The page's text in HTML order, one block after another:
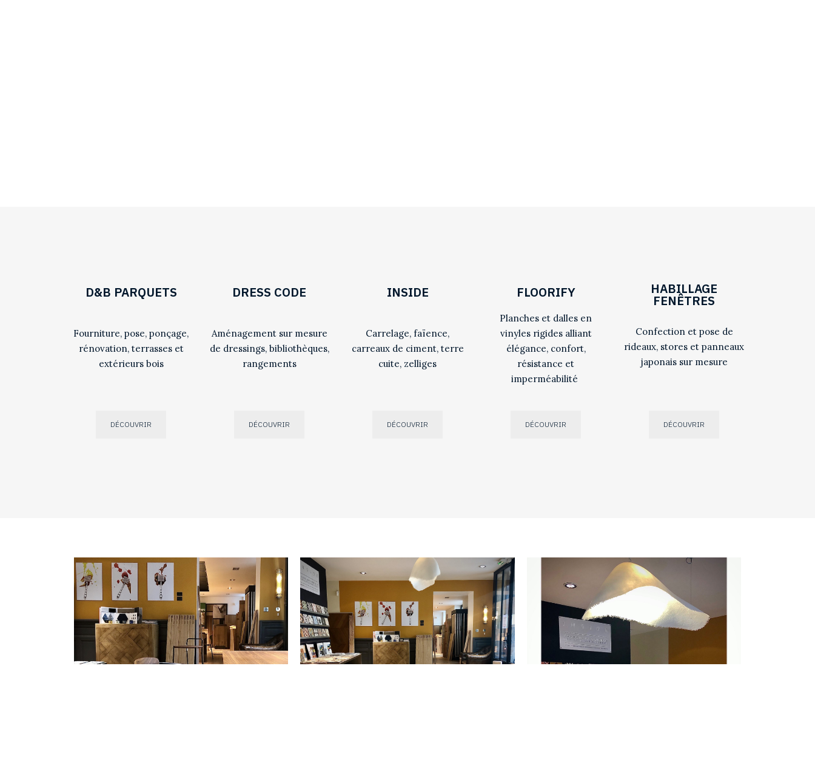
D&B PARQUETS
Fourniture, pose, ponçage,
rénovation, terrasses et
extérieurs bois
DÉCOUVRIR
DRESS CODE
Aménagement sur mesure
de dressings, bibliothèques,
rangements
DÉCOUVRIR
INSIDE
Carrelage, faïence,
carreaux de ciment, terre
cuite, zelliges
DÉCOUVRIR
FLOORIFY
Planches et dalles en
vinyles rigides alliant
élégance, confort,
résistance et
imperméabilité
DÉCOUVRIR
HABILLAGE
FENÊTRES
Confection et pose de
rideaux, stores et panneaux
japonais sur mesure
DÉCOUVRIR